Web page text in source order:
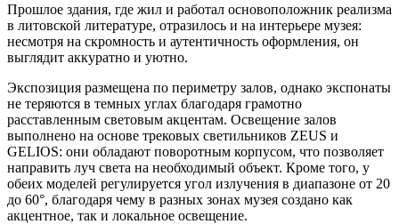
Прошлое здания, где жил и работал основоположник реализма
в литовской литературе, отразилось и на интерьере музея:
несмотря на скромность и аутентичность оформления, он
выглядит аккуратно и уютно.
Экспозиция размещена по периметру залов, однако экспонаты
не теряются в темных углах благодаря грамотно
расставленным световым акцентам. Освещение залов
выполнено на основе трековых светильников ZEUS и
GELIOS: они обладают поворотным корпусом, что позволяет
направить луч света на необходимый объект. Кроме того, у
обеих моделей регулируется угол излучения в диапазоне от 20
до 60°, благодаря чему в разных зонах музея создано как
акцентное, так и локальное освещение.